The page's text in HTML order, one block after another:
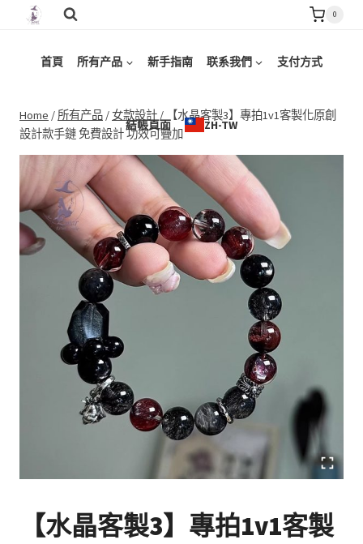
content
0
首頁 所有产品 新手指南 联系我們 支付方式
結帳頁面 ZH-TW
Home / 所有产品 /女款設計 /
【水晶客製3】專拍1v1客製化原創
設計款手鏈 免費設計 功效可疊加
【水晶客製3】專拍1v1客製